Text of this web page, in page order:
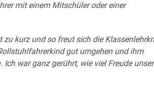
mit einem Mitschüler oder einer
kurz und so freut sich die
gut umgehen und ihm
war ganz gerührt, wie viel Freude unser